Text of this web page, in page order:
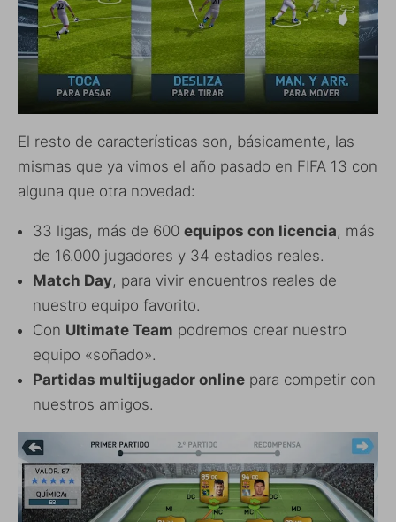
El resto de características son, básicamente, las
mismas que ya vimos el año pasado en FIFA 13 con
alguna que otra novedad:
33 ligas, más de 600 equipos con licencia, más
de 16.000 jugadores y 34 estadios reales.
Match Day, para vivir encuentros reales de
nuestro equipo favorito.
Con Ultimate Team podremos crear nuestro
equipo «soñado».
Partidas multijugador online para competir con
nuestros amigos.